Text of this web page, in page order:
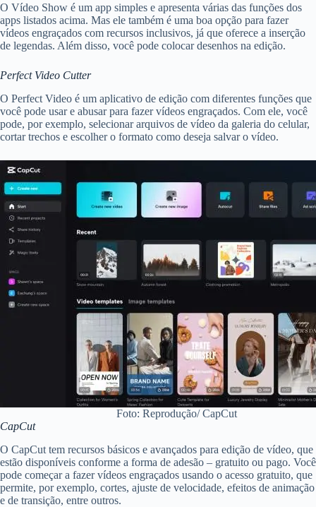
O Vídeo Show é um app simples e apresenta várias das funções dos
apps listados acima. Mas ele também é uma boa opção para fazer
vídeos engraçados com recursos inclusivos, já que oferece a inserção
de legendas. Além disso, você pode colocar desenhos na edição.
Perfect Video Cutter
O Perfect Video é um aplicativo de edição com diferentes funções que
você pode usar e abusar para fazer vídeos engraçados. Com ele, você
pode, por exemplo, selecionar arquivos de vídeo da galeria do celular,
cortar trechos e escolher o formato como deseja salvar o vídeo.
Foto: Reprodução/ CapCut
CapCut
O CapCut tem recursos básicos e avançados para edição de vídeo, que
estão disponíveis conforme a forma de adesão – gratuito ou pago. Você
pode começar a fazer vídeos engraçados usando o acesso gratuito, que
permite, por exemplo, cortes, ajuste de velocidade, efeitos de animação
e de transição, entre outros.